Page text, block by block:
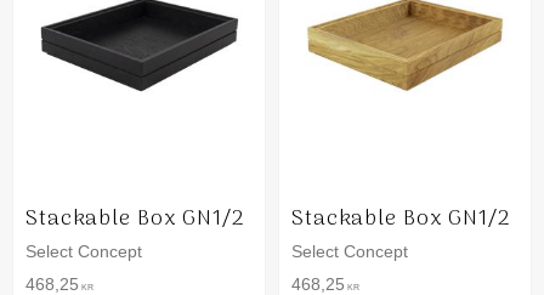
Stackable Box GN1/2
Select Concept
468,25 KR
Stackable Box GN1/2
Select Concept
468,25 KR